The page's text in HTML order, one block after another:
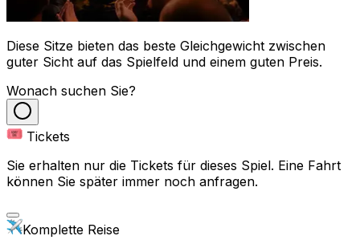
Diese Sitze bieten das beste Gleichgewicht zwischen
guter Sicht auf das Spielfeld und einem guten Preis.
Wonach suchen Sie?
Tickets
Sie erhalten nur die Tickets für dieses Spiel. Eine Fahrt
können Sie später immer noch anfragen.
Komplette Reise